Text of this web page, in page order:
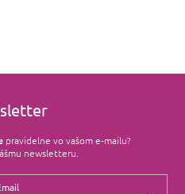
pravidelne vo vašom e‑mailu?
newsletteru.